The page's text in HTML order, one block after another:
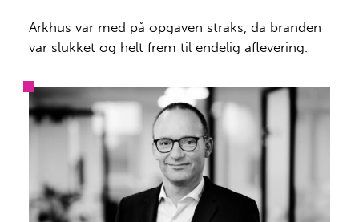
Arkhus var med på opgaven straks, da branden
var slukket og helt frem til endelig aflevering.